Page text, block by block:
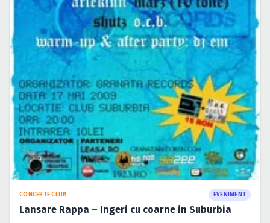
Caută în site...
CONCERTE CLUB EVENIMENT
Lansare Rappa – Ingeri cu coarne in Suburbia